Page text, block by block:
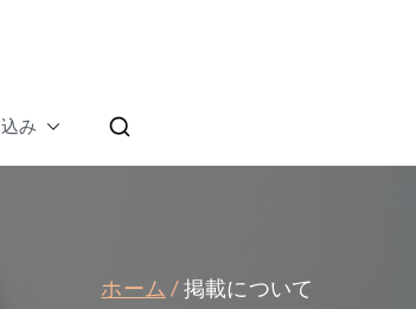
キング | 家
み
ホーム 掲載について